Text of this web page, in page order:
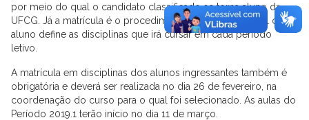
por meio do qual o candidato classificado se torna aluno da
UFCG. Já a matrícula é o procedimento por meio do qual o
aluno define as disciplinas que irá cursar em cada período
letivo.
A matrícula em disciplinas dos alunos ingressantes também é
obrigatória e deverá ser realizada no dia 26 de fevereiro, na
coordenação do curso para o qual foi selecionado. As aulas do
Período 2019.1 terão início no dia 11 de março.